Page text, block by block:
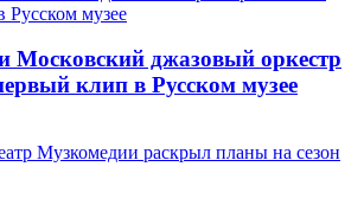
Московский джазовый оркестр
клип в Русском музее